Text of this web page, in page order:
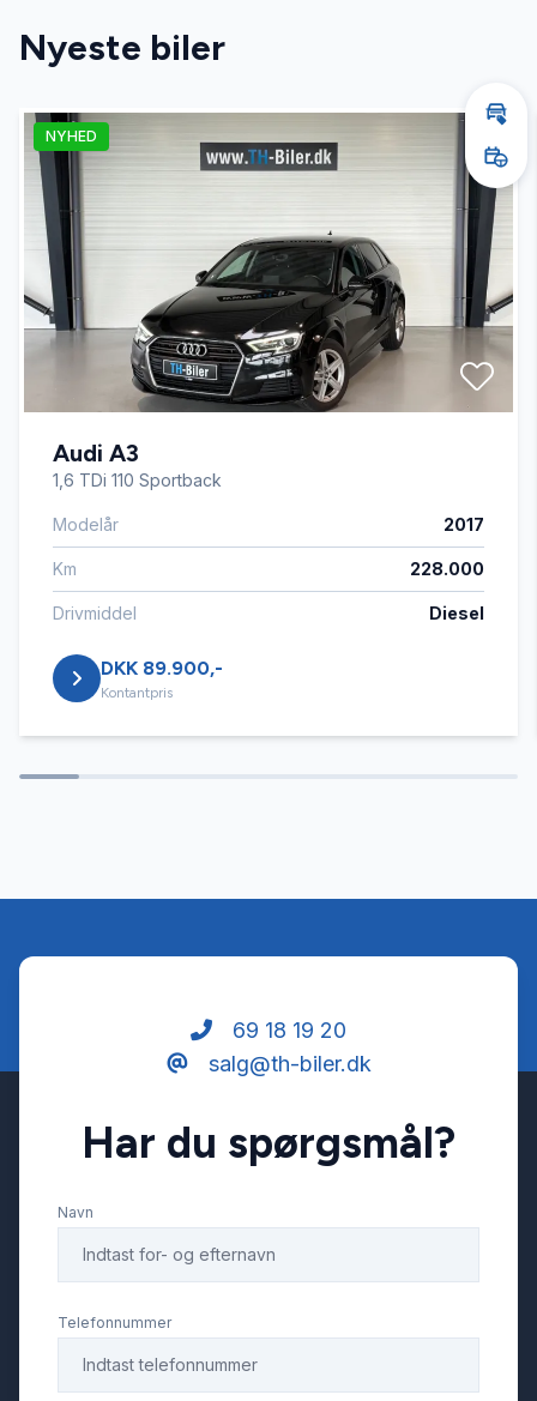
Fartpilot
Fjernbetjent centrallås
Højdejusterbare forsæder
Isofix
Kørecomputer
LED kørelys
Splitbagsæder
Sædevarme
Tonede ruder
Nyeste biler
NYHED
Audi A3
1,6 TDi 110 Sportback
Modelår 2017
Km 228.000
Drivmiddel Diesel
DKK 89.900,-
Kontantpris
69 18 19 20
salg@th-biler.dk
Har du spørgsmål?
Navn
Telefonnummer